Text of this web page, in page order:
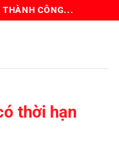
CÔNG...
thời hạn